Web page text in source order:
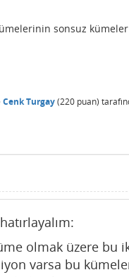
sonsuz
Cenk Turgay(220 puan)
olmak üzere bu
varsa bu